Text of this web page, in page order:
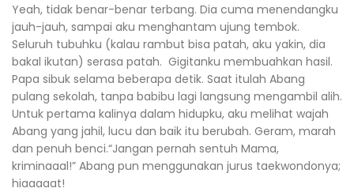
Yeah, tidak benar-benar terbang. Dia cuma menendangku
jauh-jauh, sampai aku menghantam ujung tembok.
Seluruh tubuhku (kalau rambut bisa patah, aku yakin, dia
bakal ikutan) serasa patah. Gigitanku membuahkan hasil.
Papa sibuk selama beberapa detik. Saat itulah Abang
pulang sekolah, tanpa babibu lagi langsung mengambil alih.
Untuk pertama kalinya dalam hidupku, aku melihat wajah
Abang yang jahil, lucu dan baik itu berubah. Geram, marah
dan penuh benci.“Jangan pernah sentuh Mama,
kriminaaal!” Abang pun menggunakan jurus taekwondonya;
hiaaaaat!